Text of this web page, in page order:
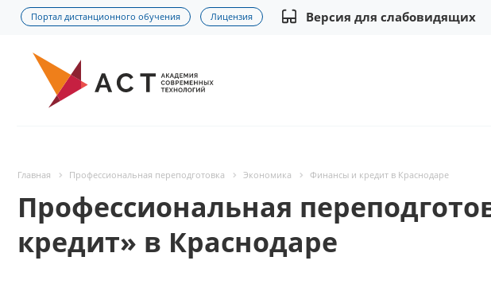
Портал дистанционного обучения Лицензия Версия для слабовидящих
Главная Профессиональная переподготовка Экономика Финансы и кредит в Краснодаре
Профессиональная
кредит» в Краснодаре